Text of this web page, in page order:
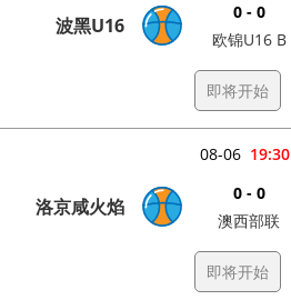
波黑U16
0 - 0
欧锦U16 B
即将开始
19:30
08-06
洛京咸火焰
0 - 0
澳西部联
即将开始